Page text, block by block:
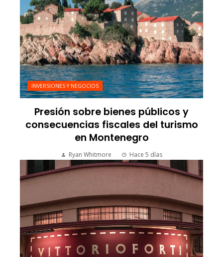
INVERSIONES Y NEGOCIOS
Presión sobre bienes públicos y
consecuencias fiscales del turismo
en Montenegro
Ryan Whitmore Hace 5 días